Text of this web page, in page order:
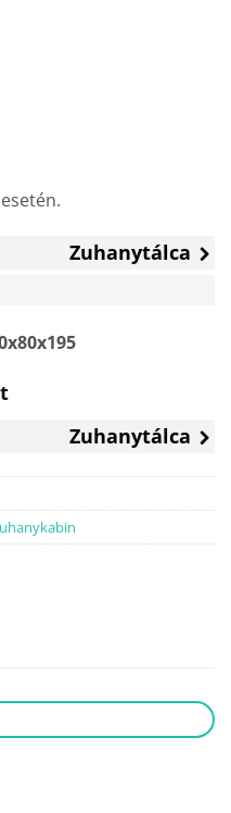
Zuhanytálca
Current
price
98
Zuhanytálca